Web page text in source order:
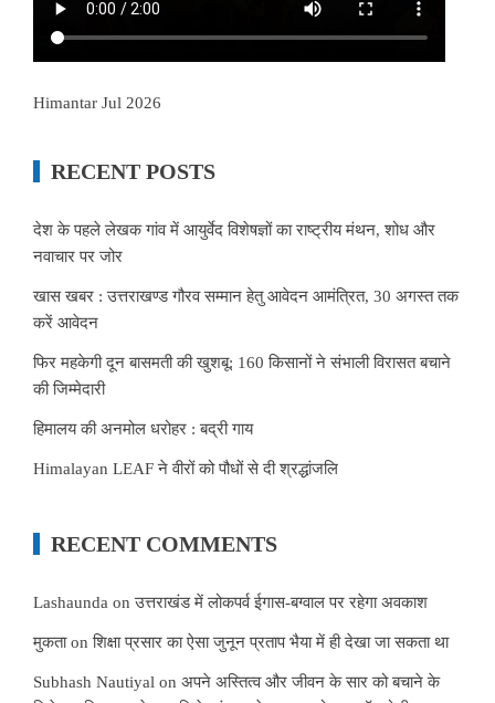
Himantar Jul 2026
RECENT POSTS
देश के पहले लेखक गांव में आयुर्वेद विशेषज्ञों का राष्ट्रीय मंथन, शोध और
नवाचार पर जोर
खास खबर : उत्तराखण्ड गौरव सम्मान हेतु आवेदन आमंत्रित, 30 अगस्त तक
करें आवेदन
फिर महकेगी दून बासमती की खुशबू: 160 किसानों ने संभाली विरासत बचाने
की जिम्मेदारी
हिमालय की अनमोल धरोहर : बद्री गाय
Himalayan LEAF ने वीरों को पौधों से दी श्रद्धांजलि
RECENT COMMENTS
Lashaunda onउत्तराखंड में लोकपर्व ईगास-बग्वाल पर रहेगा अवकाश
मुकताonशिक्षा प्रसार का ऐसा जुनून प्रताप भैया में ही देखा जा सकता था
Subhash Nautiyal on अपने अस्तित्व और जीवन के सार को बचाने के